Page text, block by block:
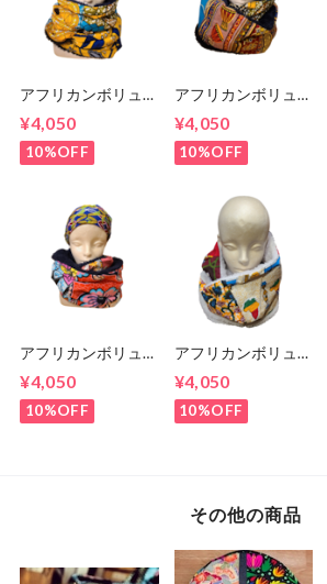
アフリカンボリュー
¥4,050
10%OFF
アフリカンボリュー
¥4,050
10%OFF
アフリカンボリュー
¥4,050
10%OFF
アフリカンボリュー
¥4,050
10%OFF
その他の商品